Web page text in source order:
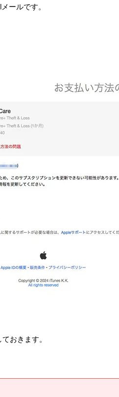
ールです。
おきます。